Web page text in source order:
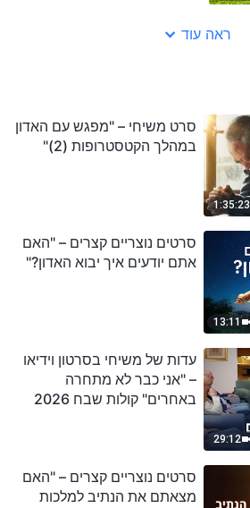
ראה עוד
1:35:23
סרט משיחי – "מפגש עם האדון
במהלך הקטסטרופות (2)"
13:11
סרטים נוצריים קצרים – "האם
אתם יודעים איך יבוא האדון?"
29:12
עדות של משיחי בסרטון וידיאו
– "אני כבר לא מתחרה
באחרים" קולות שבח 2026
סרטים נוצריים קצרים – "האם
מצאתם את הנתיב למלכות